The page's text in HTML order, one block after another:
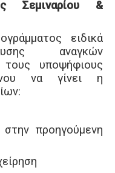
Σεμιναρίου &
ειδικά
αναγκών
υποψήφιους
να γίνει η
στην προηγούμενη